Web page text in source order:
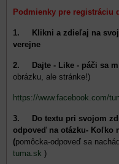
Podmienky pre registráciu
1. Klikni a zdieľaj na
verejne
2. Dajte - Like - páči sa
obrázku, ale stránke!)
https://www.facebook.com/
3. Do textu pri svojom
odpoveď na otázku- Koľko
(pomôcka-odpoveď sa
tuma.sk )